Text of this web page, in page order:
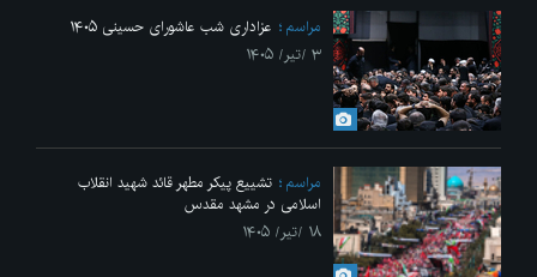
مراسم
عزاداری شب عاشورای حسینی ۱۴۰۵
۳ /تیر/ ۱۴۰۵
مراسم
تشییع پیکر مطهر قائد شهید انقلاب
اسلامی در مشهد مقدس
۱۸ /تیر/ ۱۴۰۵